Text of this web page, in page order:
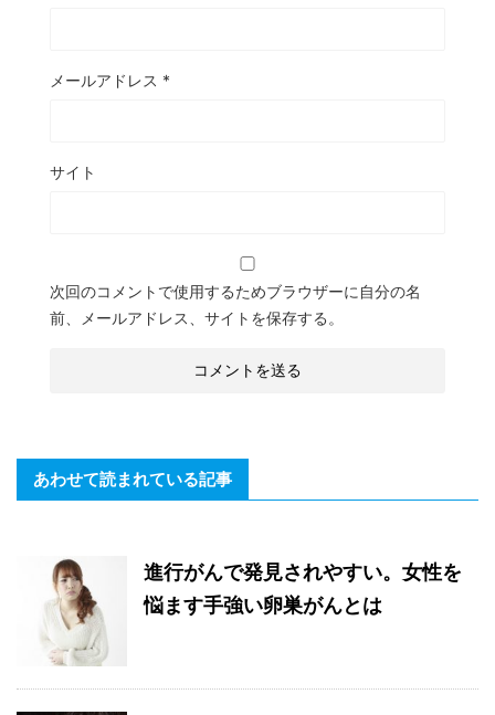
メールアドレス *
サイト
次回のコメントで使用するためブラウザーに自分の名
前、メールアドレス、サイトを保存する。
あわせて読まれている記事
進行がんで発見されやすい。女性を
悩ます手強い卵巣がんとは